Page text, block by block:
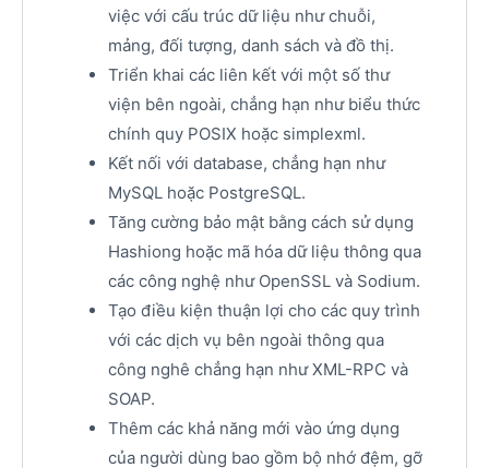
việc với cấu trúc dữ liệu như chuỗi,
mảng, đối tượng, danh sách và đồ thị.
Triển khai các liên kết với một số thư
viện bên ngoài, chẳng hạn như biểu thức
chính quy POSIX hoặc simplexml.
Kết nối với database, chẳng hạn như
MySQL hoặc PostgreSQL.
Tăng cường bảo mật bằng cách sử dụng
Hashiong hoặc mã hóa dữ liệu thông qua
các công nghệ như OpenSSL và Sodium.
Tạo điều kiện thuận lợi cho các quy trình
với các dịch vụ bên ngoài thông qua
công nghê chẳng hạn như XML-RPC và
SOAP.
Thêm các khả năng mới vào ứng dụng
của người dùng bao gồm bộ nhớ đệm, gỡ